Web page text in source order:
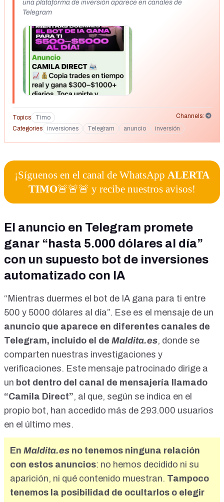
una plataforma de inversión aparece en canales de
Telegram
Topics Timo
Channels:
Categories
inversiones Telegram anuncio inversión
¡Síguenos en el canal de WhatsApp ALERTA
TIMO🚨🚨🚨 y recibe nuestros avisos!
El anuncio en Telegram promete
ganar “hasta 5.000 dólares al día”
con un supuesto bot de inversiones
automatizado con IA
“Mientras duermes el bot de IA gana para ti entre
500 y 5000 dólares al día”. Ese es el mensaje de un
anuncio que aparece en diferentes canales de
Telegram, incluido el de Maldita.es, donde se
comparten nuestras investigaciones y
verificaciones. Este mensaje patrocinado dirige a
un bot dentro del canal de mensajería llamado
“Camila Direct”, al que, según se indica en el
propio bot, han accedido más de 293.000 usuarios
en el último mes.
En Maldita.es no tenemos ninguna relación
con estos anuncios: no hemos decidido ni su
aparición, ni qué contenido muestran. Tampoco
tenemos la posibilidad de ocultarlos o elegir